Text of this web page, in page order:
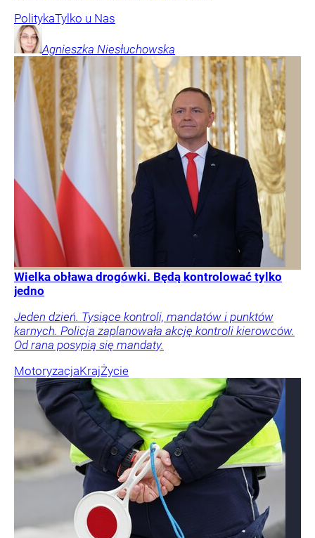
PolitykaTylko u Nas
Agnieszka Niesłuchowska
Wielka obława drogówki. Będą kontrolować tylko
jedno
Jeden dzień. Tysiące kontroli, mandatów i punktów
karnych. Policja zaplanowała akcję kontroli kierowców.
Od rana posypią się mandaty.
MotoryzacjaKrajŻycie